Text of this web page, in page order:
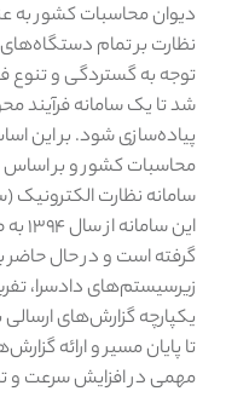
دیوان محاسبات کشور به
نظارت بر تمام
توجه به گستردگی و تنوع
شد تا یک سامانه فرآیند
پیاده‌سازی شود. بر این
محاسبات کشور و بر اساس
سامانه نظارت الکترونیک
این
زیرسیستم‌های دادسرا،
یکپارچه گزارش‌های ارسالی
تا پایان مسیر و ارائه
مهمی در افزایش سرعت و